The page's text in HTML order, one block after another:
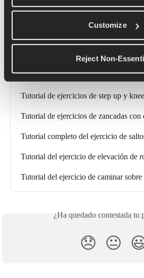
Customize
Reject Non-
está en una cadencia alta. Da pasos
que tu pie aterriza directamente debajo de
Artículos relacionados
Tutorial de ejercicios de step up y
Tutorial de ejercicios de zancadas con
Tutorial completo del ejercicio de
Tutorial del ejercicio de elevación de
Tutorial del ejercicio de caminar sobre
¿Ha quedado contestada tu
😞 😐